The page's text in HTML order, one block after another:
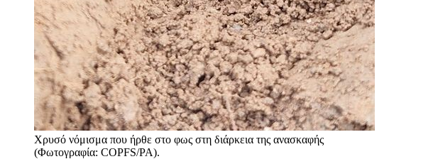
Χρυσό νόμισμα που ήρθε στο φως στη διάρκεια της ανασκαφής
(Φωτογραφία: COPFS/PA).